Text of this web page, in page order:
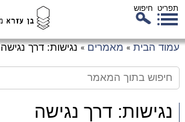
תפריט חיפוש
עמוד הבית » מאמרים » נגישות: דרך נגישה
נגישות: דרך נגישה